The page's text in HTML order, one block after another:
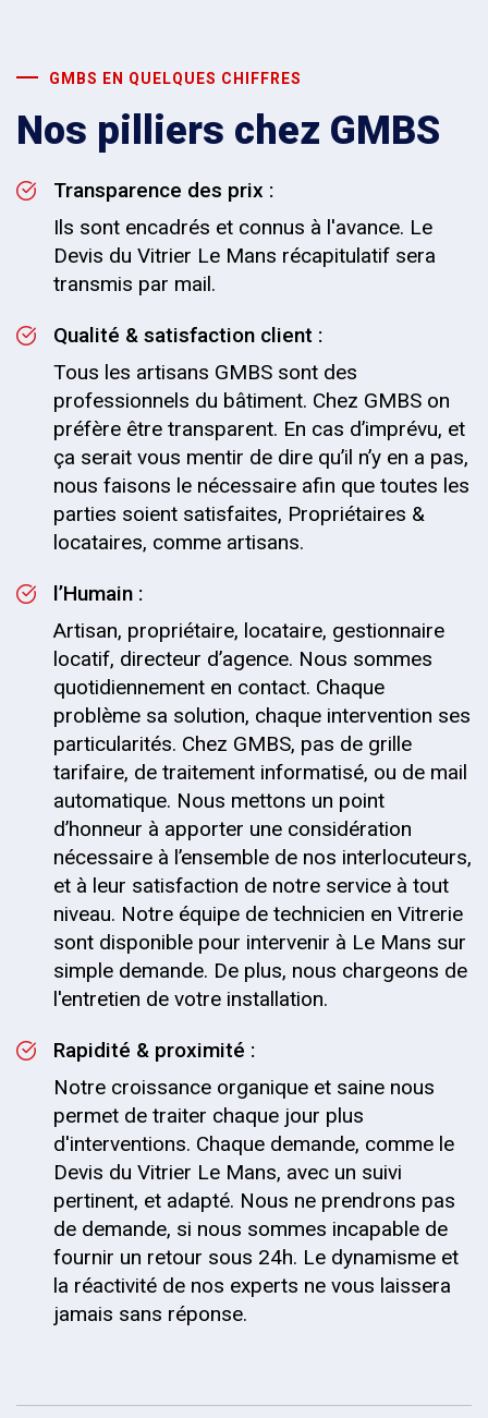
GMBS EN QUELQUES CHIFFRES
Nos pilliers chez GMBS
Transparence des prix :
Ils sont encadrés et connus à l'avance. Le
Devis du Vitrier Le Mans récapitulatif sera
transmis par mail.
Qualité & satisfaction client :
Tous les artisans GMBS sont des
professionnels du bâtiment. Chez GMBS on
préfère être transparent. En cas d’imprévu, et
ça serait vous mentir de dire qu’il n’y en a pas,
nous faisons le nécessaire afin que toutes les
parties soient satisfaites, Propriétaires &
locataires, comme artisans.
l’Humain :
Artisan, propriétaire, locataire, gestionnaire
locatif, directeur d’agence. Nous sommes
quotidiennement en contact. Chaque
problème sa solution, chaque intervention ses
particularités. Chez GMBS, pas de grille
tarifaire, de traitement informatisé, ou de mail
automatique. Nous mettons un point
d’honneur à apporter une considération
nécessaire à l’ensemble de nos interlocuteurs,
et à leur satisfaction de notre service à tout
niveau. Notre équipe de technicien en Vitrerie
sont disponible pour intervenir à Le Mans sur
simple demande. De plus, nous chargeons de
l'entretien de votre installation.
Rapidité & proximité :
Notre croissance organique et saine nous
permet de traiter chaque jour plus
d'interventions. Chaque demande, comme le
Devis du Vitrier Le Mans, avec un suivi
pertinent, et adapté. Nous ne prendrons pas
de demande, si nous sommes incapable de
fournir un retour sous 24h. Le dynamisme et
la réactivité de nos experts ne vous laissera
jamais sans réponse.